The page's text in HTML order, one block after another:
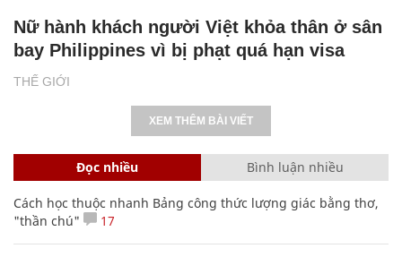
THẾ GIỚI
Nữ hành khách người Việt khỏa thân ở sân
bay Philippines vì bị phạt quá hạn visa
XEM THÊM BÀI VIẾT
Đọc nhiều Bình luận nhiều
Cách học thuộc nhanh Bảng công thức lượng giác bằng thơ,
"thần chú"
17